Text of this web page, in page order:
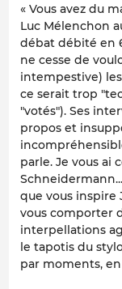
« Vous avez du
Luc Mélenchon
débat débité en
ne cesse de
intempestive)
ce serait trop
"votés"). Ses
propos et
parle. Je vous ai
que vous inspire
vous comporter
interpellations
le tapotis du
par moments,